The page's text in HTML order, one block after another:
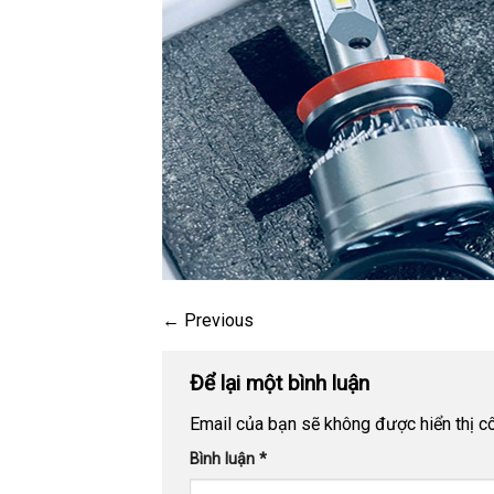
← Previous
Để lại một bình luận
Email của bạn sẽ không được hiển thị
Bình luận *